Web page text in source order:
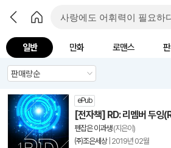
일반 만화 로맨스
ePub
[전자책] RD: 리멤버 두
펜잡은 이과생(지은이)
㈜조은세상| 2019년 02월